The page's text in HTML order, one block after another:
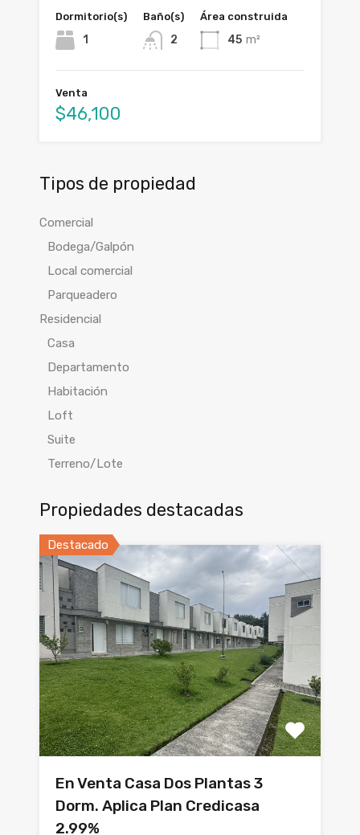
Dormitorio(s)
1
Baño(s)
2
Área construida
45 m²
Venta
$46,100
Tipos de propiedad
Comercial
Bodega/Galpón
Local comercial
Parqueadero
Residencial
Casa
Departamento
Habitación
Loft
Suite
Terreno/Lote
Propiedades destacadas
Destacado
En Venta Casa Dos Plantas 3
Dorm. Aplica Plan Credicasa
2.99%